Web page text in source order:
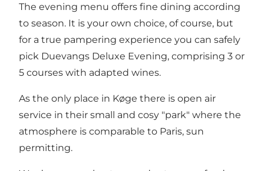
The evening menu offers fine dining according
to season. It is your own choice, of course, but
for a true pampering experience you can safely
pick Duevangs Deluxe Evening, comprising 3 or
5 courses with adapted wines.
As the only place in Køge there is open air
service in their small and cosy "park" where the
atmosphere is comparable to Paris, sun
permitting.